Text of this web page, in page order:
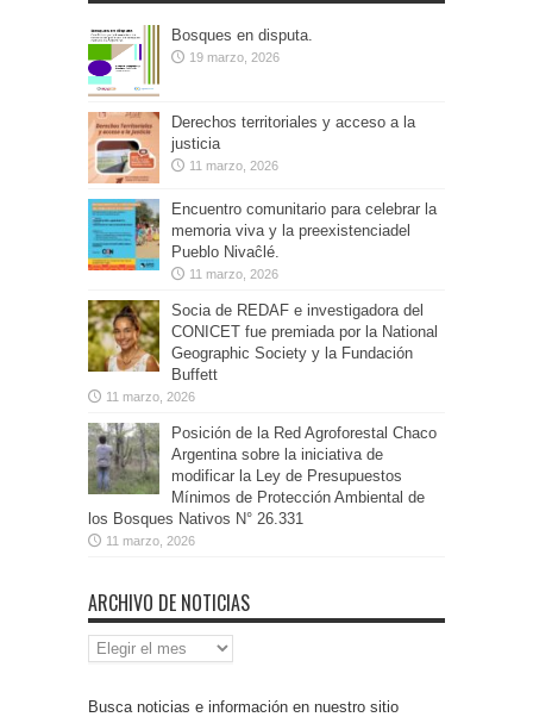
Bosques en disputa.
19 marzo, 2026
Derechos territoriales y acceso a la
justicia
11 marzo, 2026
Encuentro comunitario para celebrar la
memoria viva y la preexistenciadel
Pueblo Nivaĉlé.
11 marzo, 2026
Socia de REDAF e investigadora del
CONICET fue premiada por la National
Geographic Society y la Fundación
Buffett
11 marzo, 2026
Posición de la Red Agroforestal Chaco
Argentina sobre la iniciativa de
modificar la Ley de Presupuestos
Mínimos de Protección Ambiental de
los Bosques Nativos N° 26.331
11 marzo, 2026
ARCHIVO DE NOTICIAS
Archivo
de
Busca noticias e información en nuestro sitio